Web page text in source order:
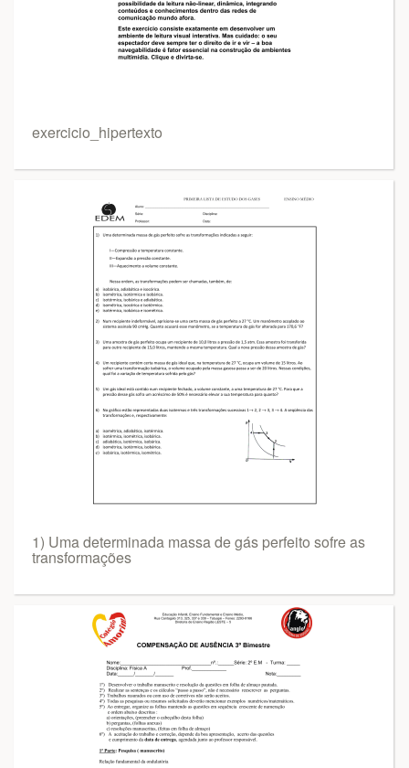
exercicio_hipertexto
1) Uma determinada massa de gás perfeito sofre as
transformações